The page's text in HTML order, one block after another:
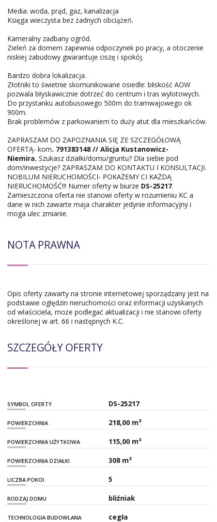
Media: woda, prąd, gaz, kanalizacja
Księga wieczysta bez żadnych obciążeń.
Kameralny zadbany ogród.
Zieleń za domem zapewnia odpoczynek po pracy, a otoczenie
niskiej zabudowy gwarantuje ciszę i spokój.
Bardzo dobra lokalizacja.
Złotniki to świetnie skomunikowane osiedle: bliskość AOW
pozwala błyskawicznie dotrzeć do centrum i tras wylotowych.
Do przystanku autobusowego 500m do tramwajowego ok
900m.
Brak problemów z parkowaniem to duży atut dla mieszkańców.
ZAPRASZAM DO ZAPOZNANIA SIĘ ZE SZCZEGÓŁOWĄ
OFERTĄ- kom. 791383148 // Alicja Kustanowicz-
Niemira. Szukasz działki/domu/gruntu? Dla siebie pod
dom/inwestycje? ZAPRASZAM DO KONTAKTU I KONSULTACJI.
NOBILUM NIERUCHOMOŚCI- POKAŻEMY CI KAŻDĄ
NIERUCHOMOŚĆ!!! Numer oferty w biurze DS-25217.
Zamieszczona oferta nie stanowi oferty w rozumieniu KC a
dane w nich zawarte maja charakter jedynie informacyjny i
moga ulec zmianie.
NOTA PRAWNA
Opis oferty zawarty na stronie internetowej sporządzany jest na
podstawie oględzin nieruchomości oraz informacji uzyskanych
od właściciela, może podlegać aktualizacji i nie stanowi oferty
określonej w art. 66 i następnych K.C.
SZCZEGÓŁY OFERTY
SYMBOL OFERTY DS-25217
POWIERZCHNIA 218,00 m²
POWIERZCHNIA UŻYTKOWA 115,00 m²
POWIERZCHNIA DZIAŁKI 308 m²
LICZBA POKOI 5
RODZAJ DOMU bliźniak
TECHNOLOGIA BUDOWLANA cegła